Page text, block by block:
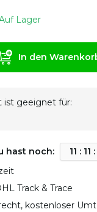
Lager
In den
ist geeignet für:
hast noch: 11 : 11 :
Track & Trace
kostenloser